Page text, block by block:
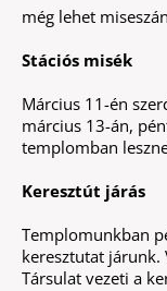
még lehet
Stációs misék
Március 11-én
március 13-án,
templomban
Keresztút járás
Templomunkban
keresztutat járunk.
Társulat vezeti a